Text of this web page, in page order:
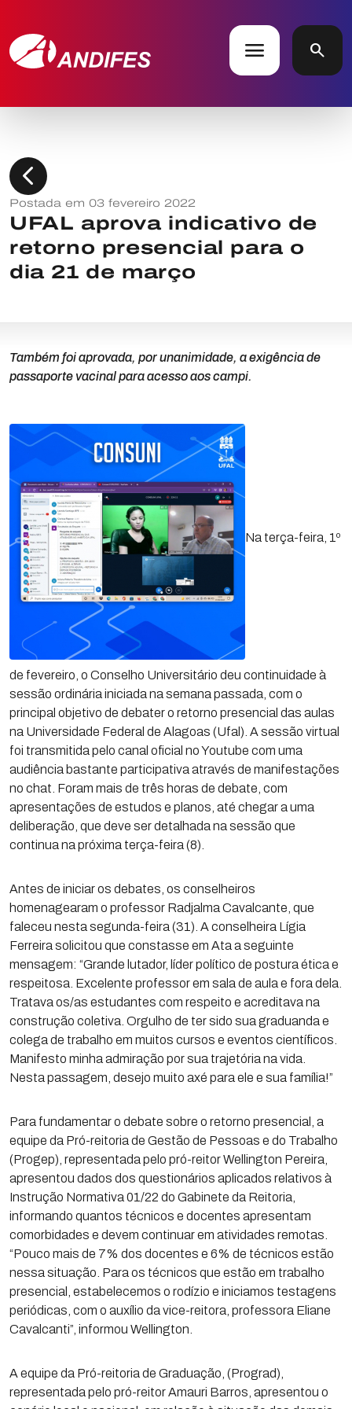
menu search
chevron_left
Postada em 03 fevereiro 2022
UFAL aprova indicativo de
retorno presencial para o
dia 21 de março
Também foi aprovada, por unanimidade, a exigência de
passaporte vacinal para acesso aos campi.
Na terça-feira, 1º
de fevereiro, o Conselho Universitário deu continuidade à
sessão ordinária iniciada na semana passada, com o
principal objetivo de debater o retorno presencial das aulas
na Universidade Federal de Alagoas (Ufal). A sessão virtual
foi transmitida pelo canal oficial no Youtube com uma
audiência bastante participativa através de manifestações
no chat. Foram mais de três horas de debate, com
apresentações de estudos e planos, até chegar a uma
deliberação, que deve ser detalhada na sessão que
continua na próxima terça-feira (8).
Antes de iniciar os debates, os conselheiros
homenagearam o professor Radjalma Cavalcante, que
faleceu nesta segunda-feira (31). A conselheira Lígia
Ferreira solicitou que constasse em Ata a seguinte
mensagem: “Grande lutador, líder político de postura ética e
respeitosa. Excelente professor em sala de aula e fora dela.
Tratava os/as estudantes com respeito e acreditava na
construção coletiva. Orgulho de ter sido sua graduanda e
colega de trabalho em muitos cursos e eventos científicos.
Manifesto minha admiração por sua trajetória na vida.
Nesta passagem, desejo muito axé para ele e sua família!”
Para fundamentar o debate sobre o retorno presencial, a
equipe da Pró-reitoria de Gestão de Pessoas e do Trabalho
(Progep), representada pelo pró-reitor Wellington Pereira,
apresentou dados dos questionários aplicados relativos à
Instrução Normativa 01/22 do Gabinete da Reitoria,
informando quantos técnicos e docentes apresentam
comorbidades e devem continuar em atividades remotas.
“Pouco mais de 7% dos docentes e 6% de técnicos estão
nessa situação. Para os técnicos que estão em trabalho
presencial, estabelecemos o rodízio e iniciamos testagens
periódicas, com o auxílio da vice-reitora, professora Eliane
Cavalcanti”, informou Wellington.
A equipe da Pró-reitoria de Graduação, (Prograd),
representada pelo pró-reitor Amauri Barros, apresentou o